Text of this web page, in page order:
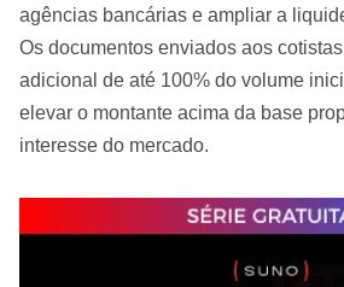
agências bancárias e ampliar a
Os documentos enviados aos
adicional de até 100% do volume
elevar o montante acima da base
interesse do mercado.